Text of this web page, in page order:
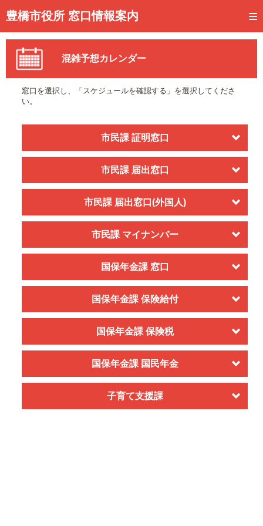
豊橋市役所 窓口情報案内
トップページ
事前予約
予約状況確認
メール通知登録
混雑予想カレンダー
混雑予想カレンダー
窓口を選択し、「スケジュールを確認する」を選択してくださ
い。
市民課 証明窓口
市民課 届出窓口
市民課 届出窓口(外国人)
市民課 マイナンバー
国保年金課 窓口
国保年金課 保険給付
国保年金課 保険税
国保年金課 国民年金
子育て支援課